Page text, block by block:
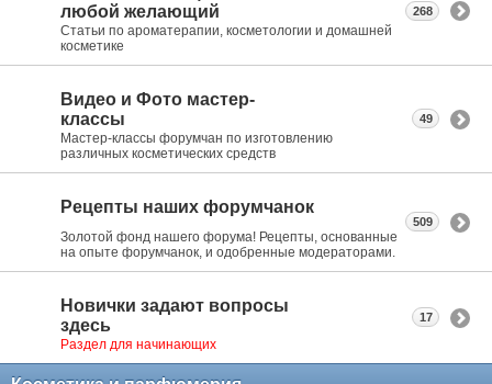
любой желающий
Статьи по ароматерапии, косметологии и домашней
косметике
268
Видео и Фото мастер-
классы
Мастер-классы форумчан по изготовлению
различных косметических средств
49
Рецепты наших форумчанок
Золотой фонд нашего форума! Рецепты, основанные
на опыте форумчанок, и одобренные модераторами.
509
Новички задают вопросы
здесь
Раздел для начинающих
17